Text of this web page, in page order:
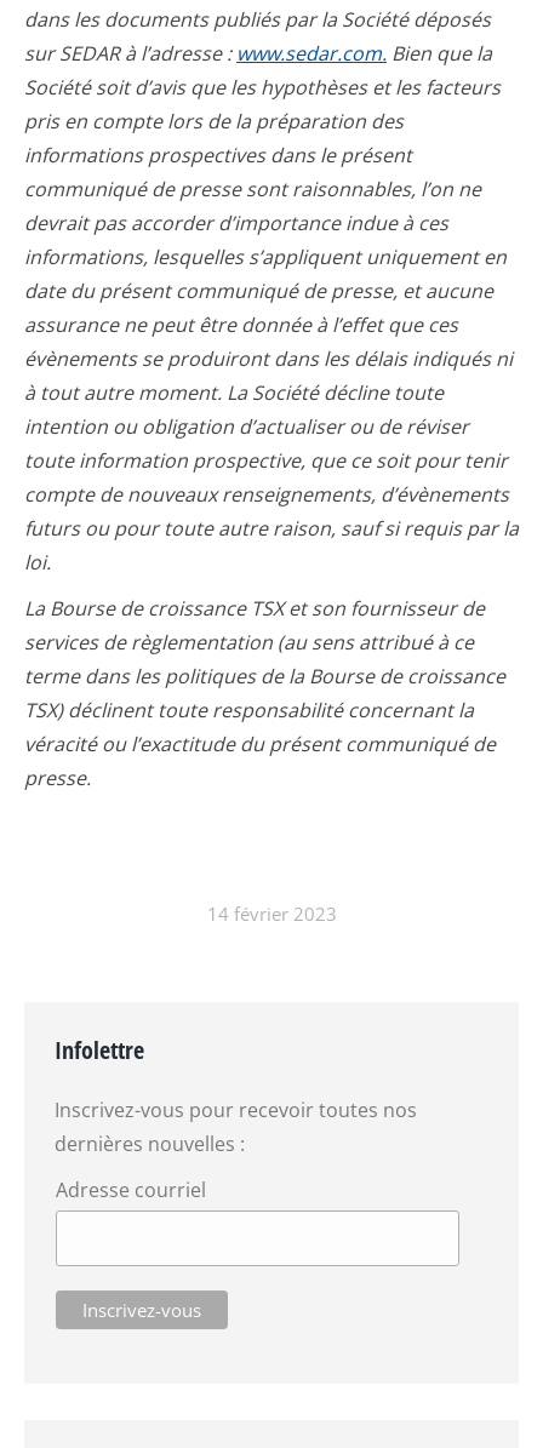
dans les documents publiés par la Société déposés
sur SEDAR à l’adresse : www.sedar.com. Bien que la
Société soit d’avis que les hypothèses et les facteurs
pris en compte lors de la préparation des
informations prospectives dans le présent
communiqué de presse sont raisonnables, l’on ne
devrait pas accorder d’importance indue à ces
informations, lesquelles s’appliquent uniquement en
date du présent communiqué de presse, et aucune
assurance ne peut être donnée à l’effet que ces
évènements se produiront dans les délais indiqués ni
à tout autre moment. La Société décline toute
intention ou obligation d’actualiser ou de réviser
toute information prospective, que ce soit pour tenir
compte de nouveaux renseignements, d’évènements
futurs ou pour toute autre raison, sauf si requis par la
loi.
La Bourse de croissance TSX et son fournisseur de
services de règlementation (au sens attribué à ce
terme dans les politiques de la Bourse de croissance
TSX) déclinent toute responsabilité concernant la
véracité ou l’exactitude du présent communiqué de
presse.
14 février 2023
Infolettre
Inscrivez-vous pour recevoir toutes nos
dernières nouvelles :
Adresse courriel